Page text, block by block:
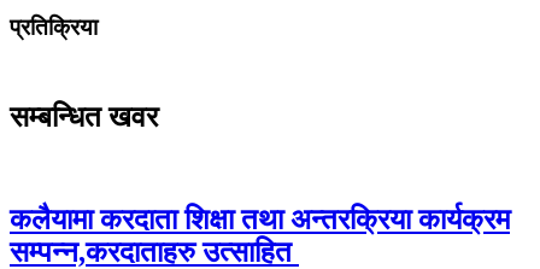
प्रतिक्रिया
सम्बन्धित खवर
कलैयामा करदाता शिक्षा तथा अन्तरक्रिया कार्यक्रम
सम्पन्न,करदाताहरु उत्साहित